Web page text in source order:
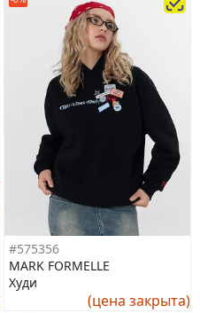
#575356
MARK FORMELLE
Худи
(цена закрыта)